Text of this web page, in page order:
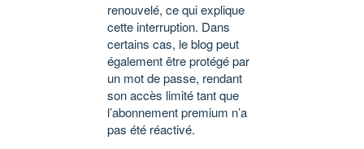
renouvelé, ce qui explique
cette interruption. Dans
certains cas, le blog peut
également être protégé par
un mot de passe, rendant
son accès limité tant que
l’abonnement premium n’a
pas été réactivé.